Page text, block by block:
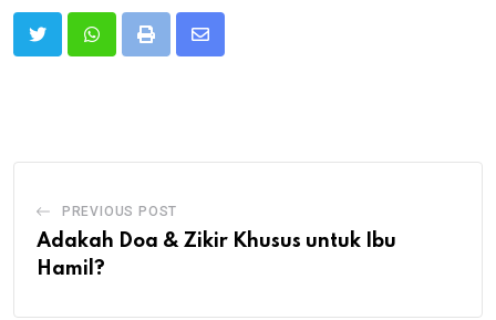
Print
Share
PREVIOUS POST
Adakah Doa & Zikir Khusus untuk Ibu
Hamil?